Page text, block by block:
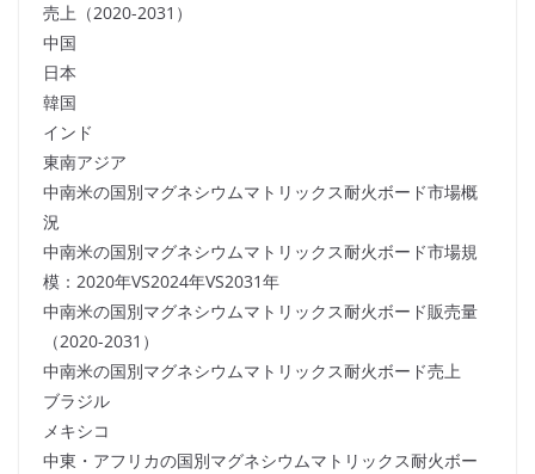
売上（2020-2031）
中国
日本
韓国
インド
東南アジア
中南米の国別マグネシウムマトリックス耐火ボード市場概
況
中南米の国別マグネシウムマトリックス耐火ボード市場規
模：2020年VS2024年VS2031年
中南米の国別マグネシウムマトリックス耐火ボード販売量
（2020-2031）
中南米の国別マグネシウムマトリックス耐火ボード売上
ブラジル
メキシコ
中東・アフリカの国別マグネシウムマトリックス耐火ボー